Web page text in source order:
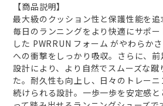
【商品説明】
最大級のクッション性と保護性能を追
毎日のランニングをより快適にサポ
した PWRRUN フォーム がやわらか
への衝撃をしっかり吸収。さらに、
設計により、より自然でスムーズな蹴
た。耐久性も向上し、日々のトレー
続けられる設計。一歩一歩を安定感